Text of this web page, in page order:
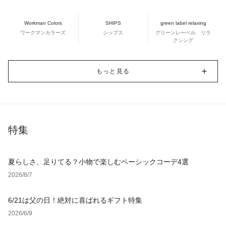
Workman Colors
ワークマンカラーズ
SHIPS
シップス
green label relaxing
グリーンレーベル リラ
クシング
もっと見る
特集
夏らしさ、足りてる？小物で楽しむベーシックコーデ4選
2026/8/7
6/21は父の日！絶対に喜ばれるギフト特集
2026/6/9